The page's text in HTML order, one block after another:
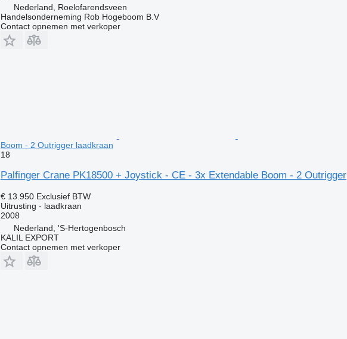
Nederland, Roelofarendsveen
Handelsonderneming Rob Hogeboom B.V
Contact opnemen met verkoper
Boom - 2 Outrigger laadkraan
18
Palfinger Crane PK18500 + Joystick - CE - 3x Extendable Boom - 2 Outrigger
€ 13.950 Exclusief BTW
Uitrusting - laadkraan
2008
Nederland, 'S-Hertogenbosch
KALIL EXPORT
Contact opnemen met verkoper